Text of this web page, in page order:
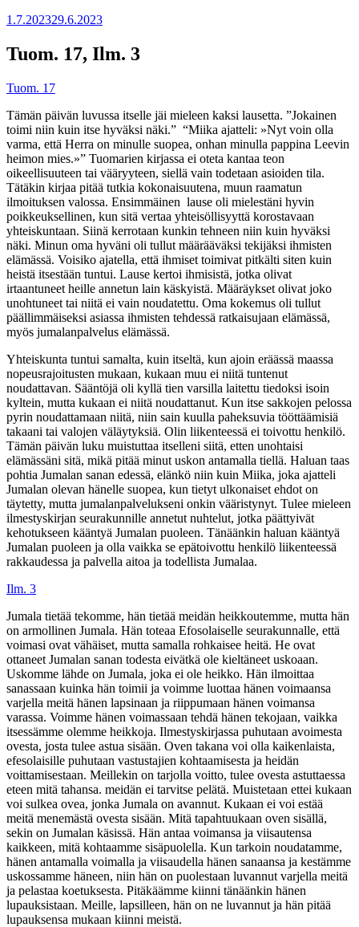
Julkaistu
1.7.202329.6.2023
Tuom. 17, Ilm. 3
Tuom. 17
Tämän päivän luvussa itselle jäi mieleen kaksi lausetta. ”Jokainen
toimi niin kuin itse hyväksi näki.” “Miika ajatteli: »Nyt voin olla
varma, että Herra on minulle suopea, onhan minulla pappina Leevin
heimon mies.»” Tuomarien kirjassa ei oteta kantaa teon
oikeellisuuteen tai vääryyteen, siellä vain todetaan asioiden tila.
Tätäkin kirjaa pitää tutkia kokonaisuutena, muun raamatun
ilmoituksen valossa. Ensimmäinen lause oli mielestäni hyvin
poikkeuksellinen, kun sitä vertaa yhteisöllisyyttä korostavaan
yhteiskuntaan. Siinä kerrotaan kunkin tehneen niin kuin hyväksi
näki. Minun oma hyväni oli tullut määrääväksi tekijäksi ihmisten
elämässä. Voisiko ajatella, että ihmiset toimivat pitkälti siten kuin
heistä itsestään tuntui. Lause kertoi ihmisistä, jotka olivat
irtaantuneet heille annetun lain käskyistä. Määräykset olivat joko
unohtuneet tai niitä ei vain noudatettu. Oma kokemus oli tullut
päällimmäiseksi asiassa ihmisten tehdessä ratkaisujaan elämässä,
myös jumalanpalvelus elämässä.
Yhteiskunta tuntui samalta, kuin itseltä, kun ajoin eräässä maassa
nopeusrajoitusten mukaan, kukaan muu ei niitä tuntenut
noudattavan. Sääntöjä oli kyllä tien varsilla laitettu tiedoksi isoin
kyltein, mutta kukaan ei niitä noudattanut. Kun itse sakkojen pelossa
pyrin noudattamaan niitä, niin sain kuulla paheksuvia tööttäämisiä
takaani tai valojen väläytyksiä. Olin liikenteessä ei toivottu henkilö.
Tämän päivän luku muistuttaa itselleni siitä, etten unohtaisi
elämässäni sitä, mikä pitää minut uskon antamalla tiellä. Haluan taas
pohtia Jumalan sanan edessä, elänkö niin kuin Miika, joka ajatteli
Jumalan olevan hänelle suopea, kun tietyt ulkonaiset ehdot on
täytetty, mutta jumalanpalvelukseni onkin vääristynyt. Tulee mieleen
ilmestyskirjan seurakunnille annetut nuhtelut, jotka päättyivät
kehotukseen kääntyä Jumalan puoleen. Tänäänkin haluan kääntyä
Jumalan puoleen ja olla vaikka se epätoivottu henkilö liikenteessä
rakkaudessa ja palvella aitoa ja todellista Jumalaa.
Ilm. 3
Jumala tietää tekomme, hän tietää meidän heikkoutemme, mutta hän
on armollinen Jumala. Hän toteaa Efosolaiselle seurakunnalle, että
voimasi ovat vähäiset, mutta samalla rohkaisee heitä. He ovat
ottaneet Jumalan sanan todesta eivätkä ole kieltäneet uskoaan.
Uskomme lähde on Jumala, joka ei ole heikko. Hän ilmoittaa
sanassaan kuinka hän toimii ja voimme luottaa hänen voimaansa
varjella meitä hänen lapsinaan ja riippumaan hänen voimansa
varassa. Voimme hänen voimassaan tehdä hänen tekojaan, vaikka
itsessämme olemme heikkoja. Ilmestyskirjassa puhutaan avoimesta
ovesta, josta tulee astua sisään. Oven takana voi olla kaikenlaista,
efesolaisille puhutaan vastustajien kohtaamisesta ja heidän
voittamisestaan. Meillekin on tarjolla voitto, tulee ovesta astuttaessa
eteen mitä tahansa. meidän ei tarvitse pelätä. Muistetaan ettei kukaan
voi sulkea ovea, jonka Jumala on avannut. Kukaan ei voi estää
meitä menemästä ovesta sisään. Mitä tapahtuukaan oven sisällä,
sekin on Jumalan käsissä. Hän antaa voimansa ja viisautensa
kaikkeen, mitä kohtaamme sisäpuolella. Kun tarkoin noudatamme,
hänen antamalla voimalla ja viisaudella hänen sanaansa ja kestämme
uskossamme häneen, niin hän on puolestaan luvannut varjella meitä
ja pelastaa koetuksesta. Pitäkäämme kiinni tänäänkin hänen
lupauksistaan. Meille, lapsilleen, hän on ne luvannut ja hän pitää
lupauksensa mukaan kiinni meistä.